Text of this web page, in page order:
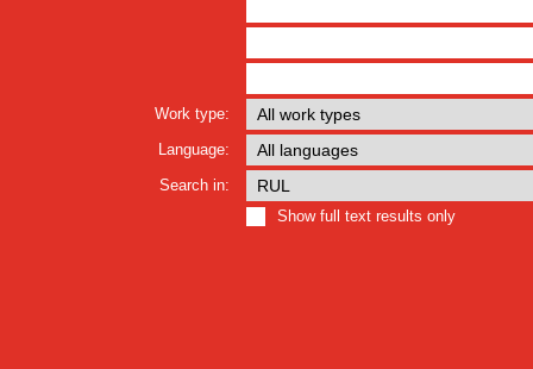
Work type:
Language:
Search in:
Show full text results only